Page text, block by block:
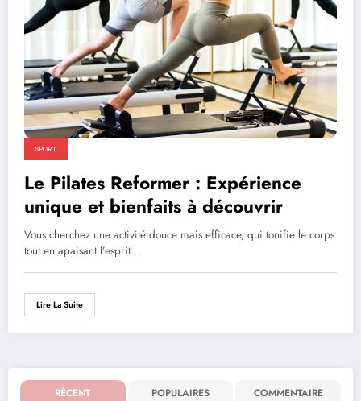
SPORT
Le Pilates Reformer : Expérience
unique et bienfaits à découvrir
Vous cherchez une activité douce mais efficace, qui tonifie le corps
tout en apaisant l’esprit…
Lire La Suite
RÉCENT POPULAIRES COMMENTAIRE